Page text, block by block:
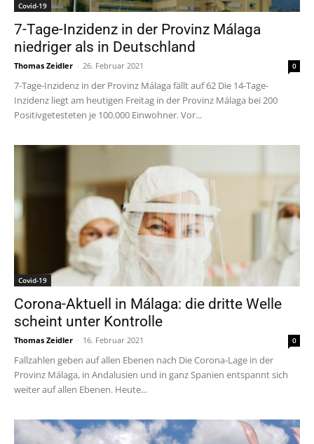
Covid-19
7-Tage-Inzidenz in der Provinz Málaga
niedriger als in Deutschland
Thomas Zeidler - 26. Februar 2021 0
7-Tage-Inzidenz in der Provinz Málaga fällt auf 62 Die 14-Tage-
Inzidenz liegt am heutigen Freitag in der Provinz Málaga bei 200
Positivgetesteten je 100.000 Einwohner. Vor...
Covid-19
Corona-Aktuell in Málaga: die dritte Welle
scheint unter Kontrolle
Thomas Zeidler - 16. Februar 2021 0
Fallzahlen geben auf allen Ebenen nach Die Corona-Lage in der
Provinz Málaga, in Andalusien und in ganz Spanien entspannt sich
weiter auf allen Ebenen. Heute...